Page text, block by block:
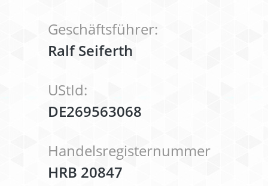
Geschäftsführer:
Ralf Seiferth
UStId:
DE269563068
Handelsregisternummer
HRB 20847